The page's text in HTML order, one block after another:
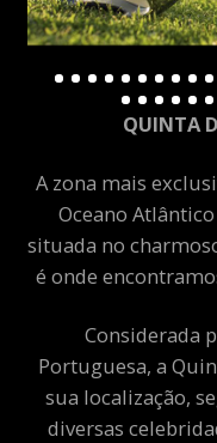
QUINTA
A zona mais
Oceano
situada no
é onde
Considerada
Portuguesa, a
sua localização,
diversas